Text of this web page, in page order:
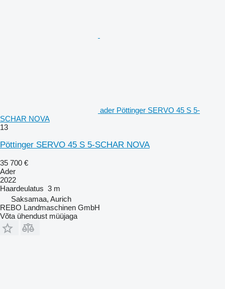
ader Pöttinger SERVO 45 S 5-
SCHAR NOVA
13
Pöttinger SERVO 45 S 5-SCHAR NOVA
35 700 €
Ader
2022
Haardeulatus 3 m
Saksamaa, Aurich
REBO Landmaschinen GmbH
Võta ühendust müüjaga